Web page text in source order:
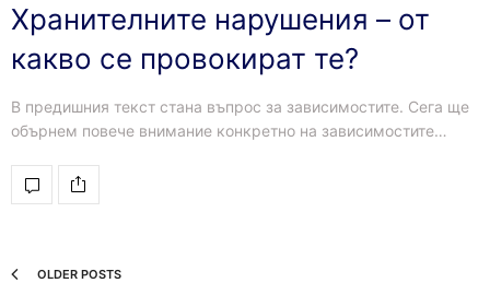
Хранителните нарушения – от
какво се провокират те?
В предишния текст стана въпрос за зависимостите. Сега ще
обърнем повече внимание конкретно на зависимостите…
OLDER POSTS